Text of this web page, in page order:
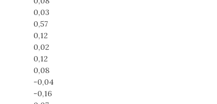
0,03
0,57
0,12
0,02
0,12
0,08
-0,04
-0,16